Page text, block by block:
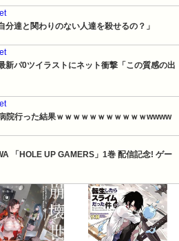
分達と関わりのない人達を殺せるの？」
新パ0ツイラストにネット衝撃「この質感の出
院行った結果ｗｗｗｗｗｗｗｗｗｗｗwwww
「HOLE UP GAMERS」1巻 配信記念! ゲー